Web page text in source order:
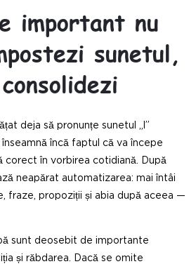
important nu
sunetul,
deja să pronunțe sunetul „l”
încă faptul că va începe
corect în vorbirea cotidiană. După
neapărat automatizarea: mai întâi
fraze, propoziții și abia după aceea —
sunt deosebit de importante
și răbdarea. Dacă se omite